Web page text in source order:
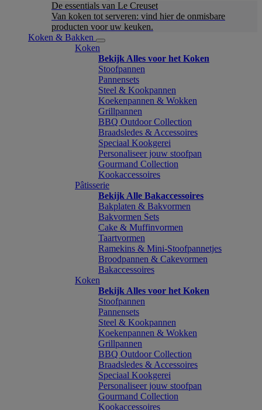
De essentials van Le Creuset
Van koken tot serveren: vind hier de onmisbare
producten voor uw keuken.
Koken & Bakken
Koken
Bekijk Alles voor het Koken
Stoofpannen
Pannensets
Steel & Kookpannen
Koekenpannen & Wokken
Grillpannen
BBQ Outdoor Collection
Braadsledes & Accessoires
Speciaal Kookgerei
Personaliseer jouw stoofpan
Gourmand Collection
Kookaccessoires
Pâtisserie
Bekijk Alle Bakaccessoires
Bakplaten & Bakvormen
Bakvormen Sets
Cake & Muffinvormen
Taartvormen
Ramekins & Mini-Stoofpannetjes
Broodpannen & Cakevormen
Bakaccessoires
Koken
Bekijk Alles voor het Koken
Stoofpannen
Pannensets
Steel & Kookpannen
Koekenpannen & Wokken
Grillpannen
BBQ Outdoor Collection
Braadsledes & Accessoires
Speciaal Kookgerei
Personaliseer jouw stoofpan
Gourmand Collection
Kookaccessoires